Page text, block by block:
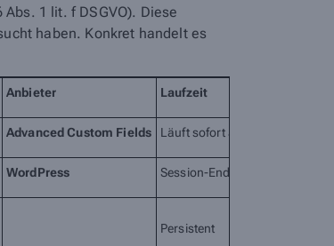
1 lit. f DSGVO). Diese
haben. Konkret handelt es
Anbieter Laufzeit
Advanced Custom Fields Läuft sofort ab
WordPress Session-Ende
Persistent